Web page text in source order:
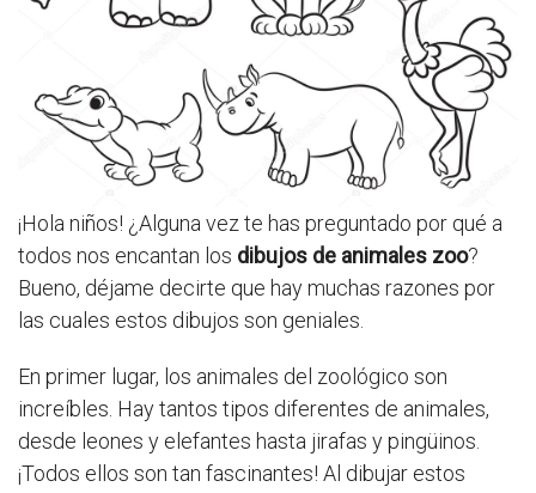
¡Hola niños! ¿Alguna vez te has preguntado por qué a
todos nos encantan los dibujos de animales zoo?
Bueno, déjame decirte que hay muchas razones por
las cuales estos dibujos son geniales.
En primer lugar, los animales del zoológico son
increíbles. Hay tantos tipos diferentes de animales,
desde leones y elefantes hasta jirafas y pingüinos.
¡Todos ellos son tan fascinantes! Al dibujar estos